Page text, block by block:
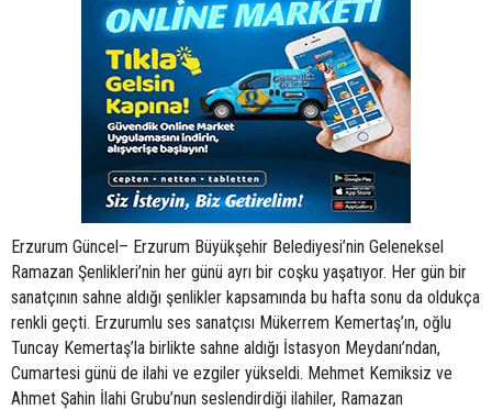
Erzurum Güncel– Erzurum Büyükşehir Belediyesi’nin Geleneksel
Ramazan Şenlikleri’nin her günü ayrı bir coşku yaşatıyor. Her gün bir
sanatçının sahne aldığı şenlikler kapsamında bu hafta sonu da oldukça
renkli geçti. Erzurumlu ses sanatçısı Mükerrem Kemertaş’ın, oğlu
Tuncay Kemertaş’la birlikte sahne aldığı İstasyon Meydanı’ndan,
Cumartesi günü de ilahi ve ezgiler yükseldi. Mehmet Kemiksiz ve
Ahmet Şahin İlahi Grubu’nun seslendirdiği ilahiler, Ramazan